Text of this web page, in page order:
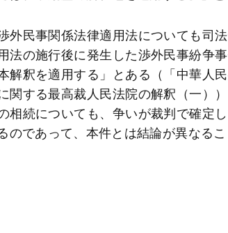
外民事関係法律適用法についても司
法の施行後に発生した渉外民事紛争
解釈を適用する」とある（「中華人
関する最高裁人民法院の解釈（一）
相続についても、争いが裁判で確定
のであって、本件とは結論が異なるこ